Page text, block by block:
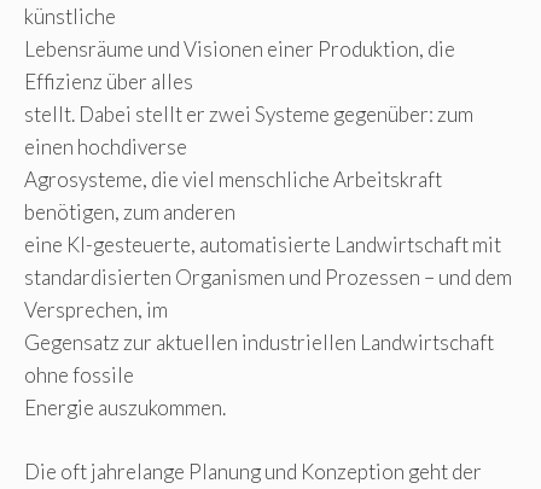
künstliche
Lebensräume und Visionen einer Produktion, die
Effizienz über alles
stellt. Dabei stellt er zwei Systeme gegenüber: zum
einen hochdiverse
Agrosysteme, die viel menschliche Arbeitskraft
benötigen, zum anderen
eine KI-gesteuerte, automatisierte Landwirtschaft mit
standardisierten Organismen und Prozessen – und dem
Versprechen, im
Gegensatz zur aktuellen industriellen Landwirtschaft
ohne fossile
Energie auszukommen.
Die oft jahrelange Planung und Konzeption geht der